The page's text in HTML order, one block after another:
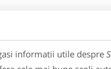
informatii utile despre